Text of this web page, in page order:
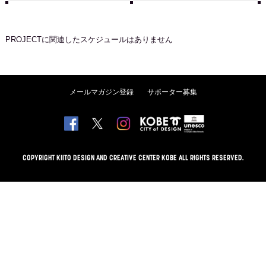
PROJECTに関連したスケジュールはありません
メールマガジン登録 サポーター募集
COPYRIGHT KIITO DESIGN AND CREATIVE CENTER KOBE ALL RIGHTS RESERVED.